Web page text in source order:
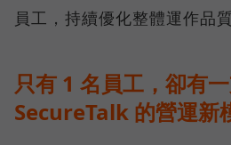
員工，持續優化整體運作品質
只有 1 名員工，卻有
SecureTalk 的營運新